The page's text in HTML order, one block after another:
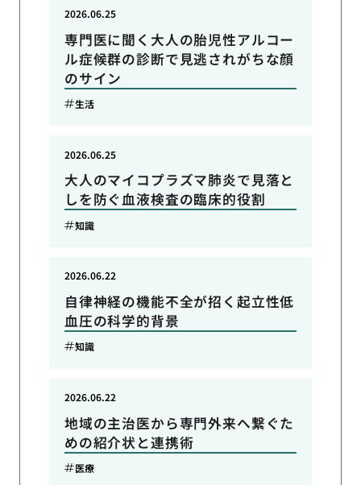
専門医に聞く大人の胎児性アルコー
ル症候群の診断で見逃されがちな顔
のサイン
2026.06.25
生活
大人のマイコプラズマ肺炎で見落と
しを防ぐ血液検査の臨床的役割
2026.06.25
知識
自律神経の機能不全が招く起立性低
血圧の科学的背景
2026.06.22
知識
地域の主治医から専門外来へ繋ぐた
めの紹介状と連携術
2026.06.22
医療